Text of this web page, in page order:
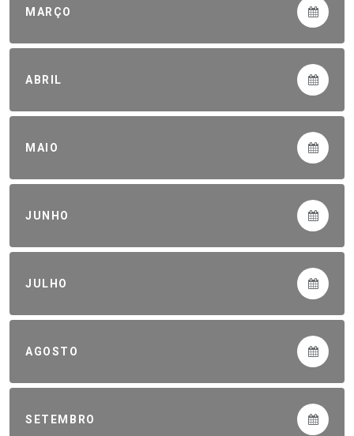
MARÇO
ABRIL
MAIO
JUNHO
JULHO
AGOSTO
SETEMBRO